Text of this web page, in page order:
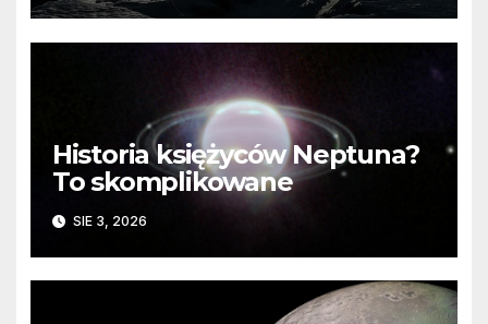
Historia księżyców Neptuna?
To skomplikowane
SIE 3, 2026